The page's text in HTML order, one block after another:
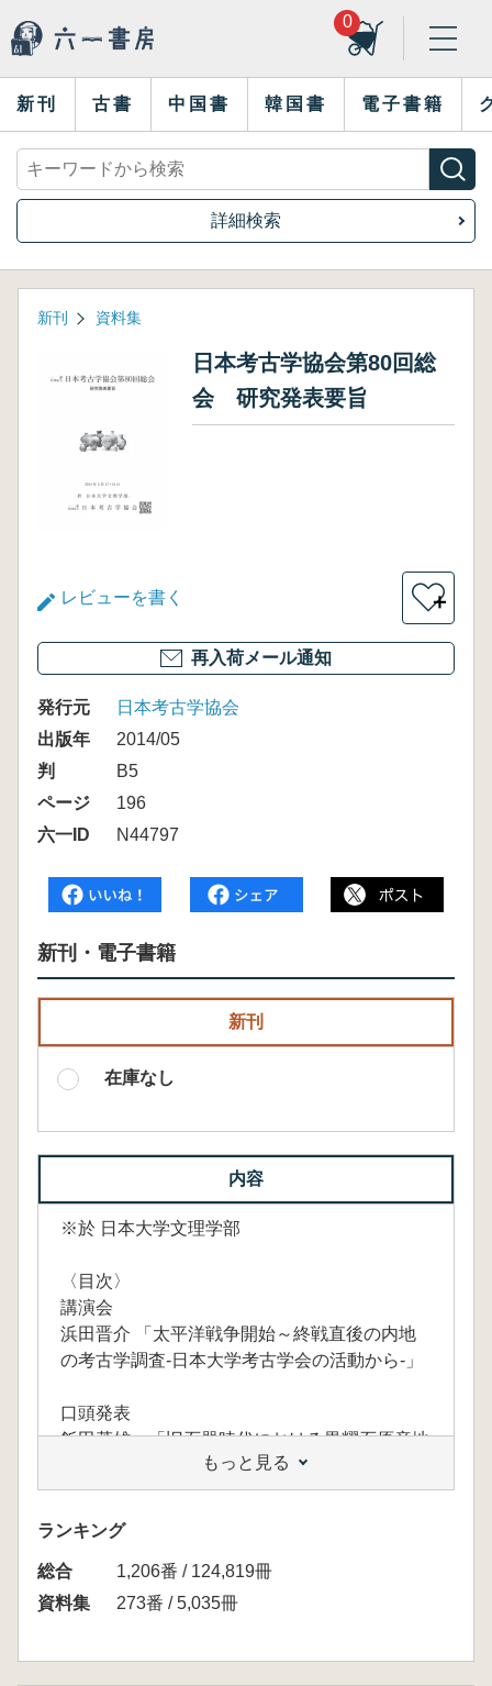
0
新刊 古書 中国書 韓国書 電子書籍
詳細検索
新刊 資料集
日本考古学協会第80回総
会 研究発表要旨
レビューを書く ＋
再入荷メール通知
発行元
日本考古学協会
出版年
2014/05
判
B5
ページ
196
六一ID
N44797
新刊・電子書籍
新刊
在庫なし
内容
※於 日本大学文理学部
〈目次〉
講演会
浜田晋介 「太平洋戦争開始～終戦直後の内地
の考古学調査-日本大学考古学会の活動から-」
口頭発表
飯田茂雄 「旧石器時代における黒耀石原産地
遺跡の研究-鷹山遺跡群第Ⅰ遺跡S地点における
黒耀石の入手とその構成-」
山崎真治・藤田祐樹・片桐千亜紀・黒住耐二・
國木田 大・大城逸朗 「沖縄県南城市サキタリ
洞遺跡の発掘調査(2009～2013年度)」
阿部芳郎 「縄文時代土器製塩の実証と展開」
もっと見る
ランキング
総合
1,206番 / 124,819冊
資料集
273番 / 5,035冊